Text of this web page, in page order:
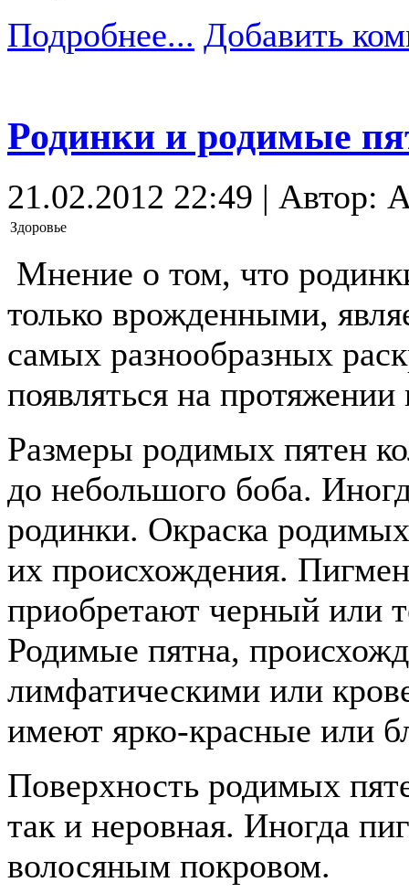
Подробнее... Добавить
Родинки и родимые
21.02.2012 22:49 | Автор:
Здоровье
Мнение о том, что
только врожденными,
самых разнообразных
появляться на
Размеры родимых пятен
до небольшого боба.
родинки. Окраска
их происхождения.
приобретают черный или
Родимые пятна,
лимфатическими или
имеют ярко-красные или
Поверхность родимых
так и неровная. Иногда
волосяным покровом.